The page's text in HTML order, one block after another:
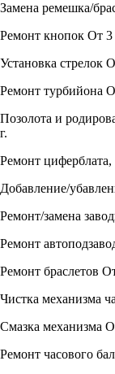
Замена ремешка/
Ремонт кнопок От 3
Установка стрелок
Ремонт турбийона
Позолота и
г.
Ремонт
Добавление/
Ремонт/замена
Ремонт
Ремонт браслетов
Чистка механизма
Смазка механизма
Ремонт часового